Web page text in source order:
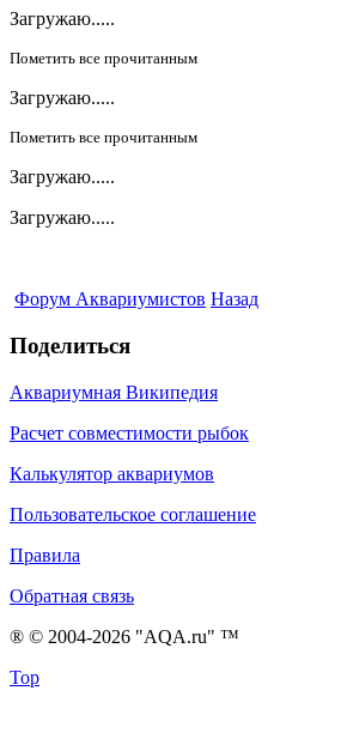
Загружаю.....
Пометить все прочитанным
Загружаю.....
Пометить все прочитанным
Загружаю.....
Загружаю.....
Форум Аквариумистов Назад
Поделиться
Аквариумная Википедия
Расчет совместимости рыбок
Калькулятор аквариумов
Пользовательское соглашение
Правила
Обратная связь
® © 2004-2026 "AQA.ru" ™
Top